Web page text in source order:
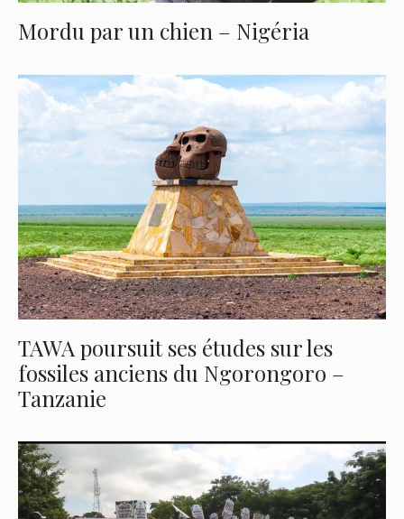
Mordu par un chien – Nigéria
TAWA poursuit ses études sur les
fossiles anciens du Ngorongoro –
Tanzanie